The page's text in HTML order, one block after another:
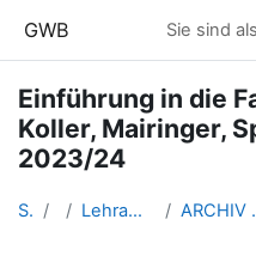
GWB Sie sind
Einführung in die
Koller, Mairinger,
2023/24
Startseite Kurse Lehramtsausbildung GW im Cluster Österreich Mitte ARCHIV -